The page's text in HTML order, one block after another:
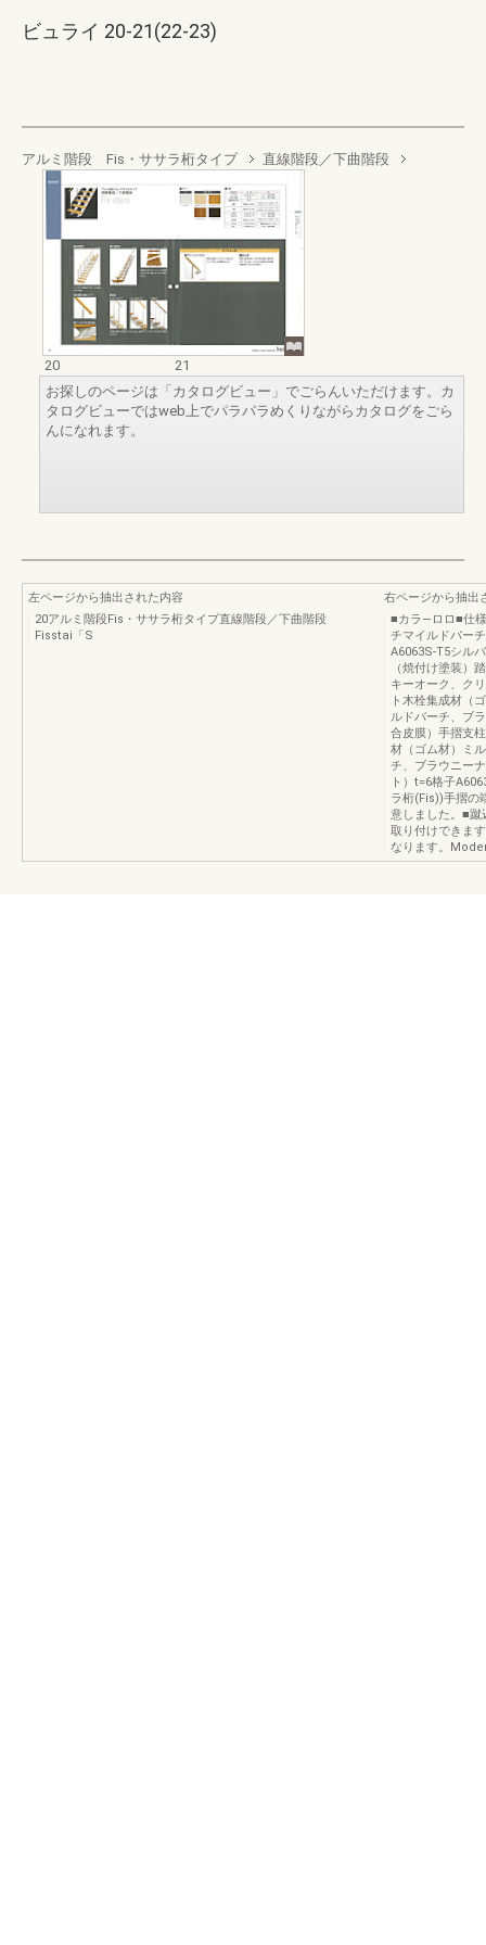
ビュライ 20-21(22-23)
アルミ階段 Fis・ササラ桁タイプ 直線階段／下曲階段
20
21
お探しのページは「カタログビュー」でごらんいただけます。カ
タログビューではweb上でパラパラめくりながらカタログをごら
んになれます。
左ページから抽出された内容
20アルミ階段Fis・ササラ桁タイプ直線階段／下曲階段
Fisstai「S
右ページから抽出
■カラ—ロロ■仕
チマイルドバー
A6063S-T5シル
（焼付け塗装）
キーオーク、ク
ト木栓集成材（
ルドバーチ、ブ
合皮膜）手摺支
材（ゴム材）ミ
チ、ブラウニー
ト）t=6格子
ラ桁(Fis))手摺の
意しました。■蹴
取り付けできま
なります。